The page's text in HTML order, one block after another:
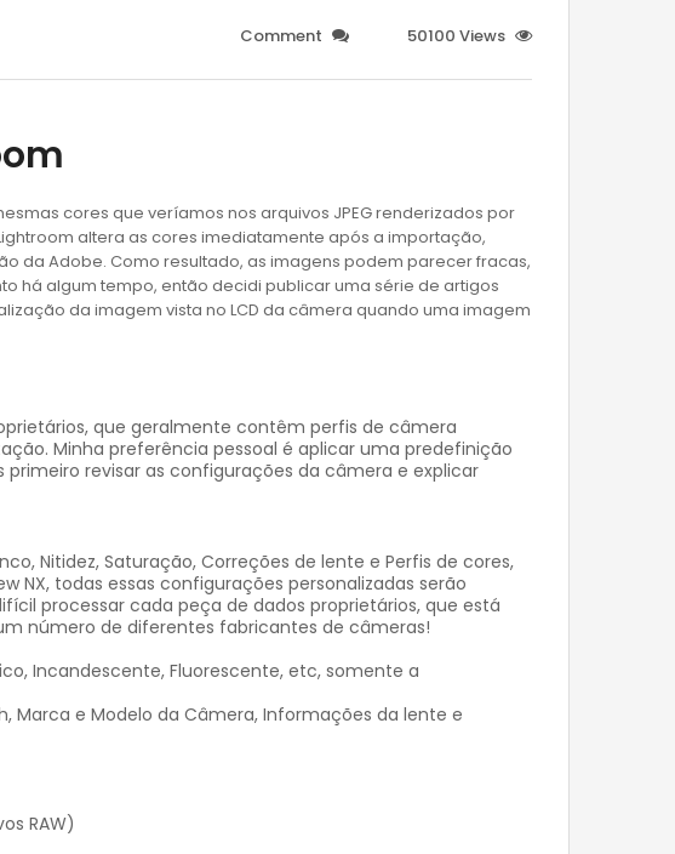
Comment 50100 Views
cores que veríamos nos arquivos JPEG renderizados por
altera as cores imediatamente após a importação,
da Adobe. Como resultado, as imagens podem parecer fracas,
há algum tempo, então decidi publicar uma série de artigos
da imagem vista no LCD da câmera quando uma imagem
que geralmente contêm perfis de câmera
Minha preferência pessoal é aplicar uma predefinição
revisar as configurações da câmera e explicar
Nitidez, Saturação, Correções de lente e Perfis de cores,
NX, todas essas configurações personalizadas serão
processar cada peça de dados proprietários, que está
número de diferentes fabricantes de câmeras!
Incandescente, Fluorescente, etc, somente a
Marca e Modelo da Câmera, Informações da lente e
RAW)